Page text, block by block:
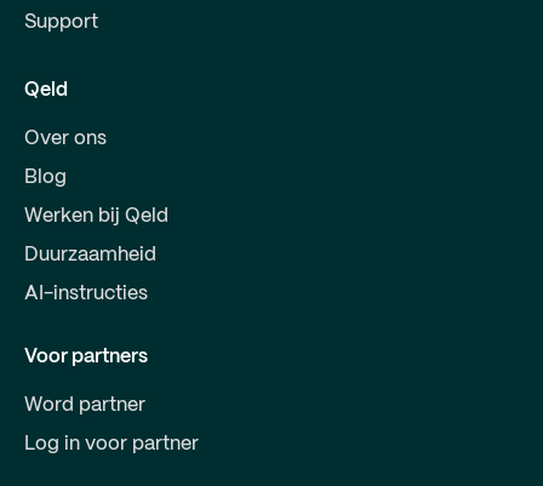
Support
Qeld
Over ons
Blog
Werken bij Qeld
Duurzaamheid
AI-instructies
Voor partners
Word partner
Log in voor partner